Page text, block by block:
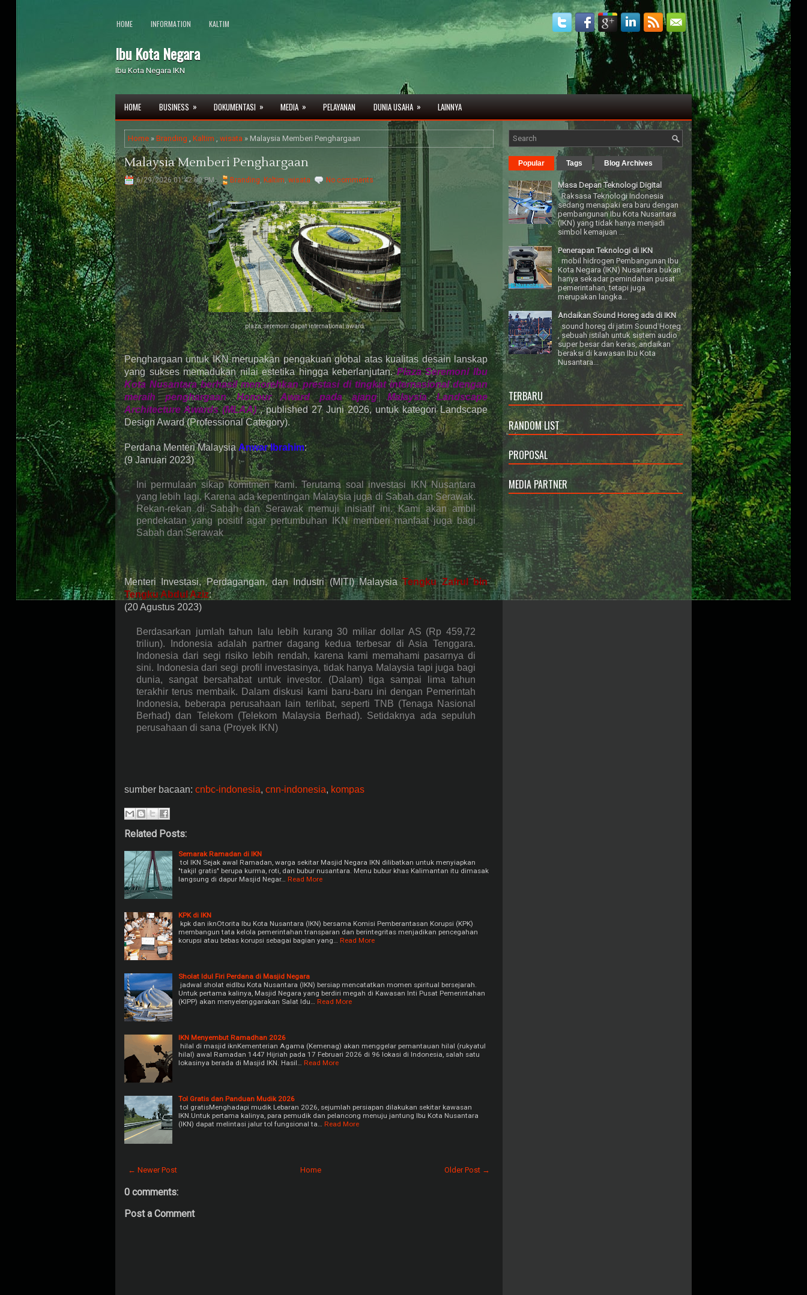
HOME INFORMATION KALTIM
Ibu Kota Negara
Ibu Kota Negara IKN
HOME BUSINESS » DOKUMENTASI » MEDIA » PELAYANAN DUNIA USAHA » LAINNYA
Home » Branding , Kaltim , wisata » Malaysia Memberi Penghargaan
Malaysia Memberi Penghargaan
6/29/2026 01:42:00 PM Branding, Kaltim, wisata No comments
plaza seremoni dapat international award
Penghargaan untuk IKN merupakan pengakuan global atas kualitas desain lanskap
yang sukses memadukan nilai estetika hingga keberlanjutan.Plaza Seremoni Ibu
Kota Nusantara berhasil menorehkan prestasi di tingkat internasional dengan
meraih penghargaan Honour Award pada ajang Malaysia Landscape
Architecture Awards (MLAA), published 27 Juni 2026, untuk kategori Landscape
Design Award (Professional Category).
Perdana Menteri MalaysiaAnwar Ibrahim:
(9 Januari 2023)
Ini permulaan sikap komitmen kami. Terutama soal investasi IKN Nusantara
yang lebih lagi. Karena ada kepentingan Malaysia juga di Sabah dan Serawak.
Rekan-rekan di Sabah dan Serawak memuji inisiatif ini. Kami akan ambil
pendekatan yang positif agar pertumbuhan IKN memberi manfaat juga bagi
Sabah dan Serawak
Menteri Investasi, Perdagangan, dan Industri (MITI) MalaysiaTengku Zafrul bin
Tengku Abdul Aziz:
(20 Agustus 2023)
Berdasarkan jumlah tahun lalu lebih kurang 30 miliar dollar AS (Rp 459,72
triliun). Indonesia adalah partner dagang kedua terbesar di Asia Tenggara.
Indonesia dari segi risiko lebih rendah, karena kami memahami pasarnya di
sini. Indonesia dari segi profil investasinya, tidak hanya Malaysia tapi juga bagi
dunia, sangat bersahabat untuk investor. (Dalam) tiga sampai lima tahun
terakhir terus membaik. Dalam diskusi kami baru-baru ini dengan Pemerintah
Indonesia, beberapa perusahaan lain terlibat, seperti TNB (Tenaga Nasional
Berhad) dan Telekom (Telekom Malaysia Berhad). Setidaknya ada sepuluh
perusahaan di sana (Proyek IKN)
sumber bacaan: cnbc-indonesia, cnn-indonesia, kompas
Related Posts:
Semarak Ramadan di IKN
tol IKN Sejak awal Ramadan, warga sekitar Masjid Negara IKN dilibatkan untuk menyiapkan
"takjil gratis" berupa kurma, roti, dan bubur nusantara. Menu bubur khas Kalimantan itu dimasak
langsung di dapur Masjid Negar… Read More
KPK di IKN
kpk dan iknOtorita Ibu Kota Nusantara (IKN) bersama Komisi Pemberantasan Korupsi (KPK)
membangun tata kelola pemerintahan transparan dan berintegritas menjadikan pencegahan
korupsi atau bebas korupsi sebagai bagian yang… Read More
Sholat Idul Firi Perdana di Masjid Negara
jadwal sholat eidIbu Kota Nusantara (IKN) bersiap mencatatkan momen spiritual bersejarah.
Untuk pertama kalinya, Masjid Negara yang berdiri megah di Kawasan Inti Pusat Pemerintahan
(KIPP) akan menyelenggarakan Salat Idu… Read More
IKN Menyembut Ramadhan 2026
hilal di masjid iknKementerian Agama (Kemenag) akan menggelar pemantauan hilal (rukyatul
hilal) awal Ramadan 1447 Hijriah pada 17 Februari 2026 di 96 lokasi di Indonesia, salah satu
lokasinya berada di Masjid IKN. Hasil… Read More
Tol Gratis dan Panduan Mudik 2026
tol gratisMenghadapi mudik Lebaran 2026, sejumlah persiapan dilakukan sekitar kawasan
IKN.Untuk pertama kalinya, para pemudik dan pelancong menuju jantung Ibu Kota Nusantara
(IKN) dapat melintasi jalur tol fungsional ta… Read More
← Newer Post Older Post →
Home
0 comments:
Post a Comment
Popular Tags Blog Archives
Masa Depan Teknologi Digital
Raksasa Teknologi Indonesia
sedang menapaki era baru dengan
pembangunan Ibu Kota Nusantara
(IKN) yang tidak hanya menjadi
simbol kemajuan ...
Penerapan Teknologi di IKN
mobil hidrogen Pembangunan Ibu
Kota Negara (IKN) Nusantara bukan
hanya sekadar pemindahan pusat
pemerintahan, tetapi juga
merupakan langka...
Andaikan Sound Horeg ada di IKN
sound horeg di jatim Sound Horeg
, sebuah istilah untuk sistem audio
super besar dan keras, andaikan
beraksi di kawasan Ibu Kota
Nusantara...
TERBARU
RANDOM LIST
PROPOSAL
MEDIA PARTNER